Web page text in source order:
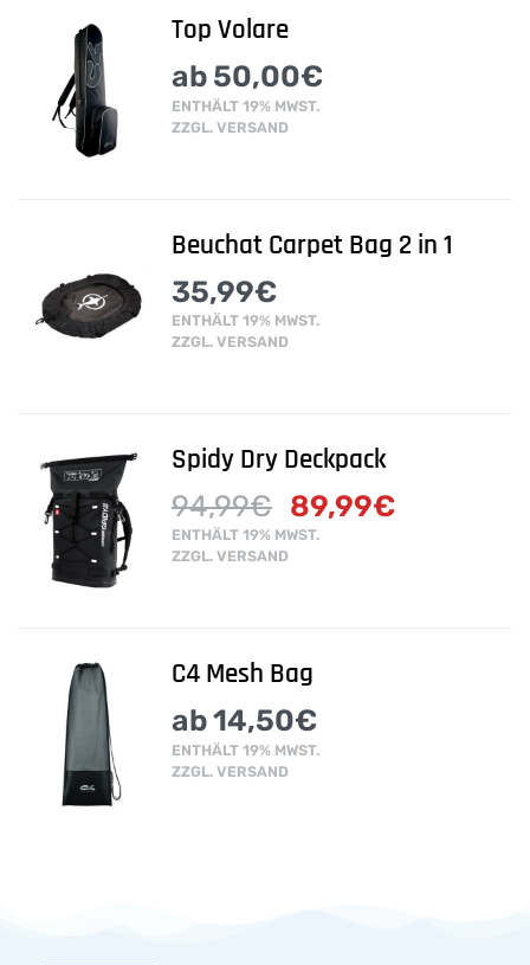
Top Volare
ab 50,00€
ENTHÄLT 19% MWST.
ZZGL. VERSAND
Beuchat Carpet Bag 2 in 1
35,99€
ENTHÄLT 19% MWST.
ZZGL. VERSAND
Spidy Dry Deckpack
94,99€ 89,99€
ENTHÄLT 19% MWST.
ZZGL. VERSAND
C4 Mesh Bag
ab14,50€
ENTHÄLT 19% MWST.
ZZGL. VERSAND